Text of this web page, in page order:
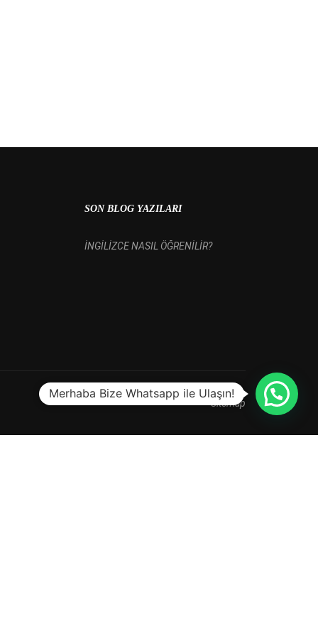
SON BLOG YAZILARI
İNGİLİZCE NASIL ÖĞRENİLİR?
Sitemap
Merhaba Bize Whatsapp ile Ulaşın!